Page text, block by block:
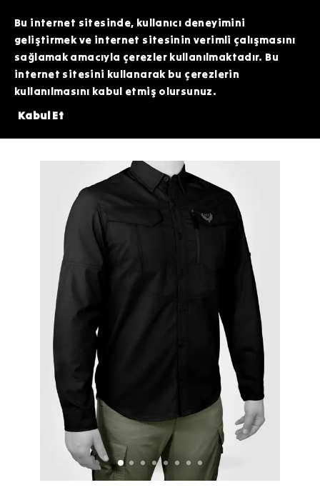
HATTIMIZDAN BİZİMLE İLETİŞİME GEÇEBİLİRSİNİZ. SİZE EN İYİ FIRSATLARI
SUNMAK İÇİN BURADAYIZ!
Bu internet sitesinde, kullanıcı deneyimini
geliştirmek ve internet sitesinin verimli çalışmasını
sağlamak amacıyla çerezler kullanılmaktadır. Bu
internet sitesini kullanarak bu çerezlerin
kullanılmasını kabul etmiş olursunuz.
Kabul Et
200 TL DEĞERİNDEKİ ARDİTİ TACTİCAL SİLİKON PATCH